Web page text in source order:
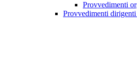
Provvedimenti
Provvedimenti